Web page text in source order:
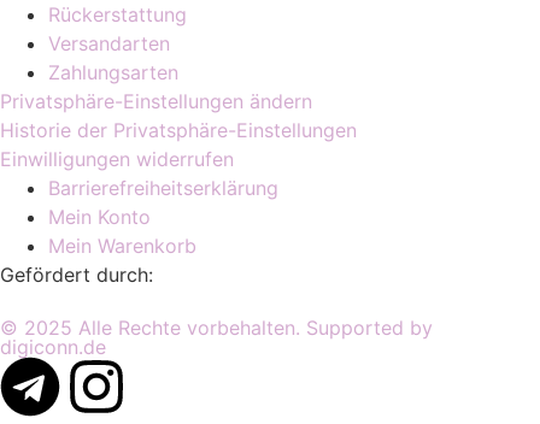
Rückerstattung
Versandarten
Zahlungsarten
Privatsphäre-Einstellungen ändern
Historie der Privatsphäre-Einstellungen
Einwilligungen widerrufen
Barrierefreiheitserklärung
Mein Konto
Mein Warenkorb
Gefördert durch:
© 2025 Alle Rechte vorbehalten. Supported by
digiconn.de